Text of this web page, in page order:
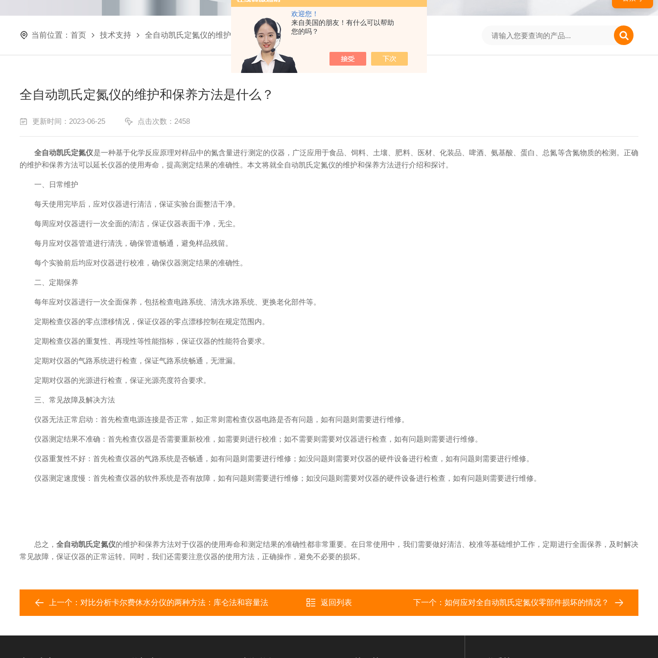
欢迎您！
来自美国的朋友！有什么可以帮助
您的吗？
当前位置： 首页 技术支持 全自动凯氏定氮仪的维护和保养方法是什么？
全自动凯氏定氮仪的维护和保养方法是什么？
更新时间：2023-06-25 点击次数：2458
全自动凯氏定氮仪是一种基于化学反应原理对样品中的氮含量进行测定的仪器，广泛应用于食品、饲料、土壤、肥料、医材、化装品、啤酒、氨基酸、蛋白、总氮等含氮物质的检测。正确
的维护和保养方法可以延长仪器的使用寿命，提高测定结果的准确性。本文将就全自动凯氏定氮仪的维护和保养方法进行介绍和探讨。
一、日常维护
每天使用完毕后，应对仪器进行清洁，保证实验台面整洁干净。
每周应对仪器进行一次全面的清洁，保证仪器表面干净，无尘。
每月应对仪器管道进行清洗，确保管道畅通，避免样品残留。
每个实验前后均应对仪器进行校准，确保仪器测定结果的准确性。
二、定期保养
每年应对仪器进行一次全面保养，包括检查电路系统、清洗水路系统、更换老化部件等。
定期检查仪器的零点漂移情况，保证仪器的零点漂移控制在规定范围内。
定期检查仪器的重复性、再现性等性能指标，保证仪器的性能符合要求。
定期对仪器的气路系统进行检查，保证气路系统畅通，无泄漏。
定期对仪器的光源进行检查，保证光源亮度符合要求。
三、常见故障及解决方法
仪器无法正常启动：首先检查电源连接是否正常，如正常则需检查仪器电路是否有问题，如有问题则需要进行维修。
仪器测定结果不准确：首先检查仪器是否需要重新校准，如需要则进行校准；如不需要则需要对仪器进行检查，如有问题则需要进行维修。
仪器重复性不好：首先检查仪器的气路系统是否畅通，如有问题则需要进行维修；如没问题则需要对仪器的硬件设备进行检查，如有问题则需要进行维修。
仪器测定速度慢：首先检查仪器的软件系统是否有故障，如有问题则需要进行维修；如没问题则需要对仪器的硬件设备进行检查，如有问题则需要进行维修。
总之，全自动凯氏定氮仪的维护和保养方法对于仪器的使用寿命和测定结果的准确性都非常重要。在日常使用中，我们需要做好清洁、校准等基础维护工作，定期进行全面保养，及时解决
常见故障，保证仪器的正常运转。同时，我们还需要注意仪器的使用方法，正确操作，避免不必要的损坏。
上一个： 对比分析卡尔费休水分仪的两种方法：库仑法和容量法 返回列表 下一个： 如何应对全自动凯氏定氮仪零部件损坏的情况？